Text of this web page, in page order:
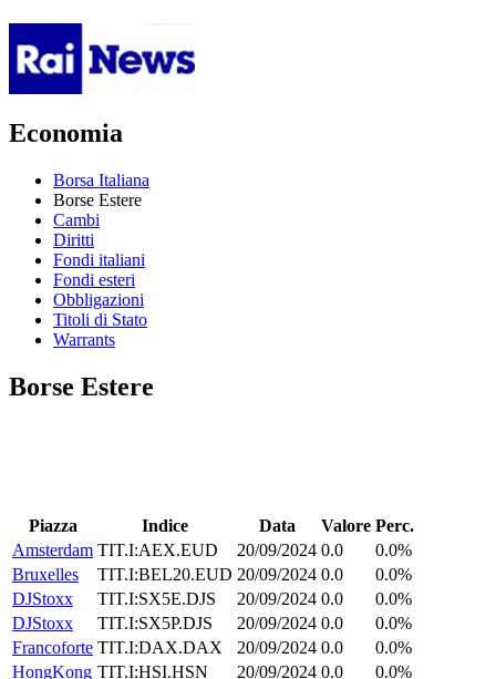
Economia
Borsa Italiana
Borse Estere
Cambi
Diritti
Fondi italiani
Fondi esteri
Obbligazioni
Titoli di Stato
Warrants
Borse Estere
Piazza Indice Data Valore Perc.
Amsterdam TIT.I:AEX.EUD 20/09/2024 0.0
0.0%
Bruxelles
TIT.I:BEL20.EUD 20/09/2024 0.0
0.0%
DJStoxx
TIT.I:SX5E.DJS 20/09/2024 0.0
0.0%
DJStoxx
TIT.I:SX5P.DJS 20/09/2024 0.0
0.0%
Francoforte TIT.I:DAX.DAX 20/09/2024 0.0
0.0%
HongKong TIT.I:HSI.HSN 20/09/2024 0.0
0.0%